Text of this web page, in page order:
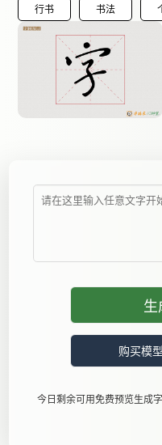
行书 书法
生
购买模
今日剩余可用免费预览生成